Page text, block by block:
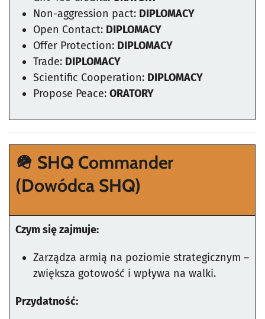
Non-aggression pact: DIPLOMACY
Open Contact: DIPLOMACY
Offer Protection: DIPLOMACY
Trade: DIPLOMACY
Scientific Cooperation: DIPLOMACY
Propose Peace: ORATORY
🪖 SHQ Commander
(Dowódca SHQ)
Czym się zajmuje:
Zarządza armią na poziomie strategicznym –
zwiększa gotowość i wpływa na walki.
Przydatność: